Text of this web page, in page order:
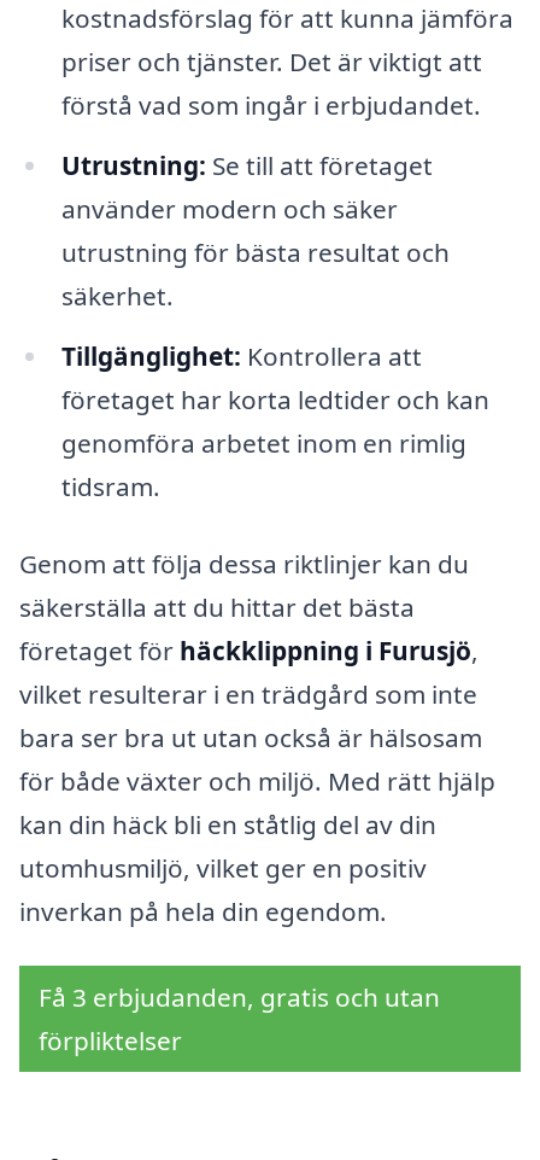
kostnadsförslag för att kunna jämföra
priser och tjänster. Det är viktigt att
förstå vad som ingår i erbjudandet.
Utrustning: Se till att företaget
använder modern och säker
utrustning för bästa resultat och
säkerhet.
Tillgänglighet: Kontrollera att
företaget har korta ledtider och kan
genomföra arbetet inom en rimlig
tidsram.
Genom att följa dessa riktlinjer kan du
säkerställa att du hittar det bästa
företaget för häckklippning i Furusjö,
vilket resulterar i en trädgård som inte
bara ser bra ut utan också är hälsosam
för både växter och miljö. Med rätt hjälp
kan din häck bli en ståtlig del av din
utomhusmiljö, vilket ger en positiv
inverkan på hela din egendom.
Få 3 erbjudanden, gratis och utan
förpliktelser